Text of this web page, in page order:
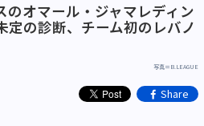
のオマール・ジャマレディン
定の診断、チーム初のレバノ
写真＝B.LEAGUE
Share